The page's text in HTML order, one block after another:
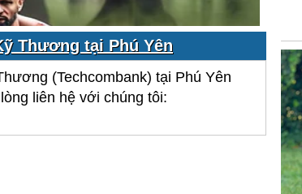
Thương tại Phú Yên
(Techcombank) tại Phú Yên
liên hệ với chúng tôi: